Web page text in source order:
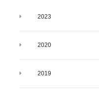
2023
2020
2019